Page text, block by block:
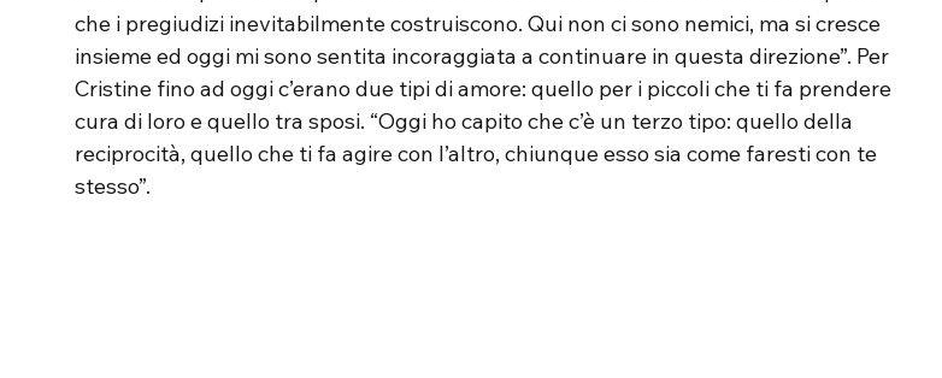
che i pregiudizi inevitabilmente costruiscono. Qui non ci sono nemici, ma si cresce
insieme ed oggi mi sono sentita incoraggiata a continuare in questa direzione”. Per
Cristine fino ad oggi c’erano due tipi di amore: quello per i piccoli che ti fa prendere
cura di loro e quello tra sposi. “Oggi ho capito che c’è un terzo tipo: quello della
reciprocità, quello che ti fa agire con l’altro, chiunque esso sia come faresti con te
stesso”.